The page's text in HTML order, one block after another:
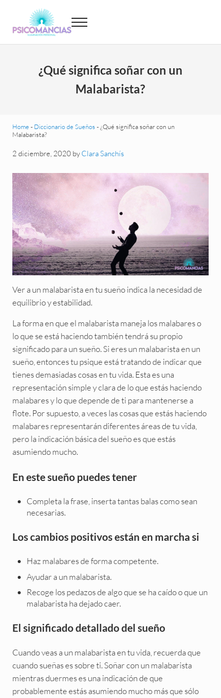
Psicomancias
Menu
¿Qué significa soñar con un
Malabarista?
Home - Diccionario de Sueños -¿Qué significa soñar con un
Malabarista?
2 diciembre, 2020 by Clara Sanchís
Ver a un malabarista en tu sueño indica la necesidad de
equilibrio y estabilidad.
La forma en que el malabarista maneja los malabares o
lo que se está haciendo también tendrá su propio
significado para un sueño. Si eres un malabarista en un
sueño, entonces tu psique está tratando de indicar que
tienes demasiadas cosas en tu vida. Esta es una
representación simple y clara de lo que estás haciendo
malabares y lo que depende de ti para mantenerse a
flote. Por supuesto, a veces las cosas que estás haciendo
malabares representarán diferentes áreas de tu vida,
pero la indicación básica del sueño es que estás
asumiendo mucho.
En este sueño puedes tener
Completa la frase, inserta tantas balas como sean
necesarias.
Los cambios positivos están en marcha si
Haz malabares de forma competente.
Ayudar a un malabarista.
Recoge los pedazos de algo que se ha caído o que un
malabarista ha dejado caer.
El significado detallado del sueño
Cuando veas a un malabarista en tu vida, recuerda que
cuando sueñas es sobre ti. Soñar con un malabarista
mientras duermes es una indicación de que
probablemente estás asumiendo mucho más que sólo